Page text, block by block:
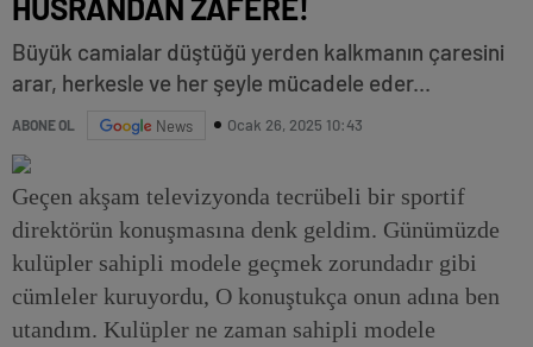
HÜSRANDAN ZAFERE!
Büyük camialar düştüğü yerden kalkmanın çaresini
arar, herkesle ve her şeyle mücadele eder...
ABONE OL News Ocak 26, 2025 10:43
Geçen akşam televizyonda tecrübeli bir sportif
direktörün konuşmasına denk geldim. Günümüzde
kulüpler sahipli modele geçmek zorundadır gibi
cümleler kuruyordu, O konuştukça onun adına ben
utandım. Kulüpler ne zaman sahipli modele